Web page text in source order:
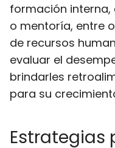
formación interna,
o mentoría, entre
de recursos
evaluar el
brindarles
para su
Estrategias